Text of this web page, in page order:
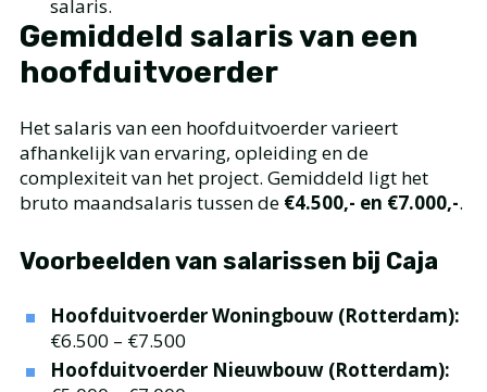
Gemiddeld salaris van een
hoofduitvoerder
Het salaris van een hoofduitvoerder varieert
afhankelijk van ervaring, opleiding en de
complexiteit van het project. Gemiddeld ligt het
bruto maandsalaris tussen de €4.500,- en €7.000,-.
Voorbeelden van salarissen bij Caja
Hoofduitvoerder Woningbouw (Rotterdam):
€6.500 – €7.500
Hoofduitvoerder Nieuwbouw (Rotterdam):
salaris.